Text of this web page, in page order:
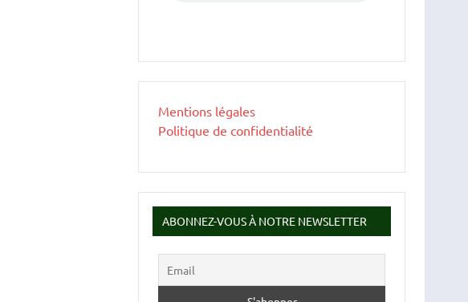
Mentions légales
Politique de confidentialité
ABONNEZ-VOUS À NOTRE NEWSLETTER